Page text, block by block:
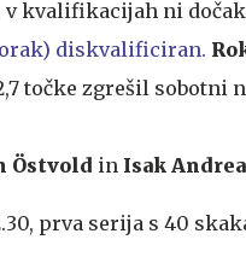
kvalifikacijah ni
diskvalificiran.
točke zgrešil sobotni
Östvold in Isak
prva serija s 40